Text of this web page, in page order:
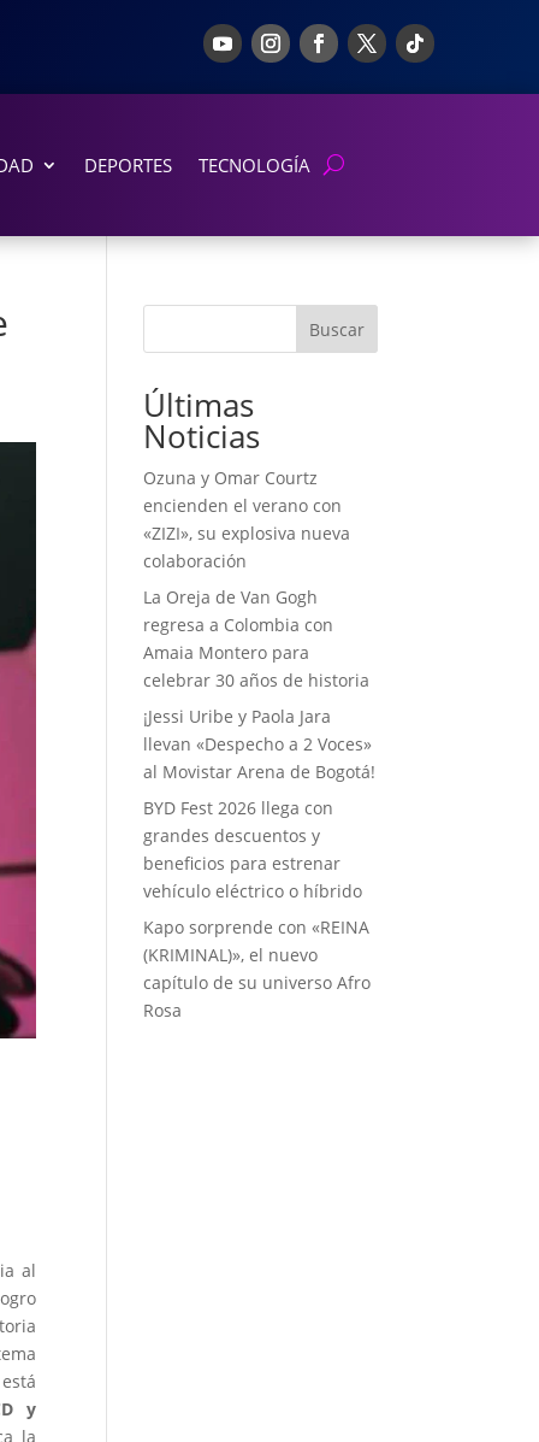
DEPORTES TECNOLOGÍA
al
y
la
Buscar
Últimas
Noticias
Ozuna y Omar Courtz
encienden el verano con
«ZIZI», su explosiva nueva
colaboración
La Oreja de Van Gogh
regresa a Colombia con
Amaia Montero para
celebrar 30 años de historia
¡Jessi Uribe y Paola Jara
llevan «Despecho a 2 Voces»
al Movistar Arena de Bogotá!
BYD Fest 2026 llega con
grandes descuentos y
beneficios para estrenar
vehículo eléctrico o híbrido
Kapo sorprende con «REINA
(KRIMINAL)», el nuevo
capítulo de su universo Afro
Rosa